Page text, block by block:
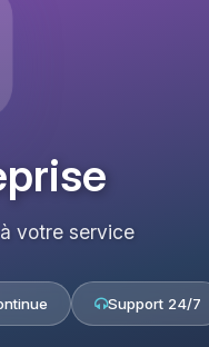
votre service
Support 24/7